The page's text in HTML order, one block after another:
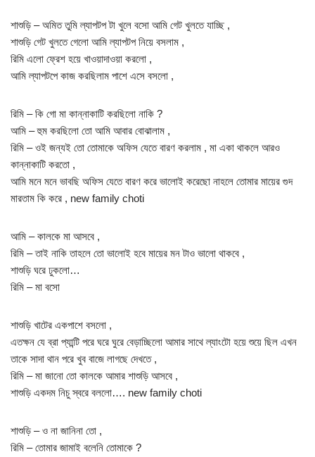
শাশুড়ি – অমিত তুমি ল্যাপটপ টা খুলে বসো আমি গেট খুলতে যাচ্ছি ,
শাশুড়ি গেট খুলতে গেলো আমি ল্যাপটপ নিয়ে বসলাম ,
রিমি এলো ফ্রেশ হয়ে খাওয়াদাওয়া করলো ,
আমি ল্যাপটপে কাজ করছিলাম পাশে এসে বসলো ,
রিমি – কি গো মা কান্নাকাটি করছিলো নাকি ?
আমি – হুম করছিলো তো আমি আবার বোঝালাম ,
রিমি – ওই জন্যই তো তোমাকে অফিস যেতে বারণ করলাম , মা একা থাকলে আরও
কান্নাকাটি করতো ,
আমি মনে মনে ভাবছি অফিস যেতে বারণ করে ভালোই করেছো নাহলে তোমার মায়ের গুদ
মারতাম কি করে , new family choti
আমি – কালকে মা আসবে ,
রিমি – তাই নাকি তাহলে তো ভালোই হবে মায়ের মন টাও ভালো থাকবে ,
শাশুড়ি ঘরে ঢুকলো…
রিমি – মা বসো
শাশুড়ি খাটের একপাশে বসলো ,
এতক্ষন যে ব্রা প্যান্টি পরে ঘরে ঘুরে বেড়াচ্ছিলো আমার সাথে ল্যাংটো হয়ে শুয়ে ছিল এখন
তাকে সাদা থান পরে খুব বাজে লাগছে দেখতে ,
রিমি – মা জানো তো কালকে আমার শাশুড়ি আসবে ,
শাশুড়ি একদম নিচু স্বরে বললো…. new family choti
শাশুড়ি – ও না জানিনা তো ,
রিমি – তোমার জামাই বলেনি তোমাকে ?